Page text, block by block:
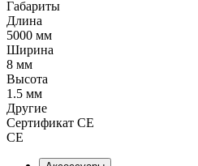
Габариты
Длина
5000 мм
Ширина
8 мм
Высота
1.5 мм
Другие
Сертификат CE
CE